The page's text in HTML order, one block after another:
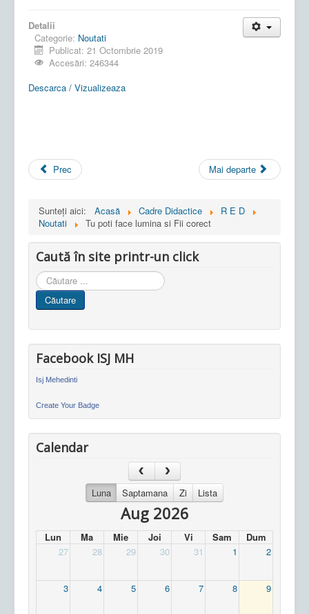
Detalii
Categorie: Noutati
Publicat: 21 Octombrie 2019
Accesări: 246344
Descarca / Vizualizeaza
Prec Mai departe
Sunteți aici: Acasă Cadre Didactice
R E D
Noutati
Tu poti face lumina si Fii corect
Caută în site printr-un click
Cauta
in
site
Căutare
Facebook ISJ MH
Isj Mehedinti
Create Your Badge
Calendar
Luna Saptamana Zi Lista
Aug 2026
Lun Ma Mie Joi Vi Sam
Dum
27
28 29 30 31 1 2
3 4 5 6 7 8 9